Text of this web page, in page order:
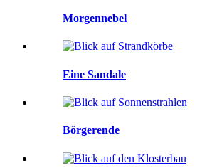
Morgennebel
Eine Sandale
Börgerende